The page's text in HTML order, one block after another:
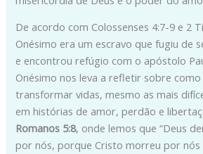
De acordo com Colossenses 4:7-9 e 2
Onésimo era um escravo que fugiu de
e encontrou refúgio com o apóstolo
Onésimo nos leva a refletir sobre
transformar vidas, mesmo as mais
em histórias de amor, perdão e
Romanos 5:8, onde lemos que “Deus
por nós, porque Cristo morreu por nós